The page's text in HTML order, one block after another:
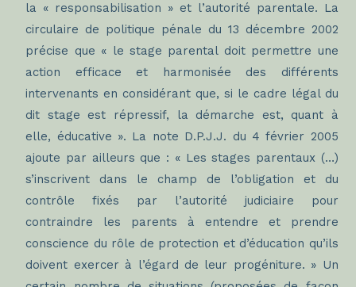
la « responsabilisation » et l’autorité parentale. La
circulaire de politique pénale du 13 décembre 2002
précise que « le stage parental doit permettre une
action efficace et harmonisée des différents
intervenants en considérant que, si le cadre légal du
dit stage est répressif, la démarche est, quant à
elle, éducative ». La note D.P.J.J. du 4 février 2005
ajoute par ailleurs que : « Les stages parentaux (…)
s’inscrivent dans le champ de l’obligation et du
contrôle fixés par l’autorité judiciaire pour
contraindre les parents à entendre et prendre
conscience du rôle de protection et d’éducation qu’ils
doivent exercer à l’égard de leur progéniture. » Un